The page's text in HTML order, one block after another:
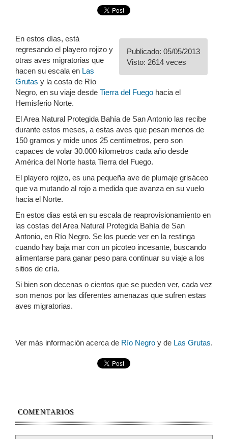
Publicado: 05/05/2013
Visto: 2614 veces
En estos días, está
regresando el playero rojizo y
otras aves migratorias que
hacen su escala en Las
Grutas y la costa de Río
Negro, en su viaje desde Tierra del Fuego hacia el
Hemisferio Norte.
El Area Natural Protegida Bahía de San Antonio las recibe
durante estos meses, a estas aves que pesan menos de
150 gramos y mide unos 25 centímetros, pero son
capaces de volar 30.000 kilometros cada año desde
América del Norte hasta Tierra del Fuego.
El playero rojizo, es una pequeña ave de plumaje grisáceo
que va mutando al rojo a medida que avanza en su vuelo
hacia el Norte.
En estos dias está en su escala de reaprovisionamiento en
las costas del Area Natural Protegida Bahía de San
Antonio, en Río Negro. Se los puede ver en la restinga
cuando hay baja mar con un picoteo incesante, buscando
alimentarse para ganar peso para continuar su viaje a los
sitios de cría.
Si bien son decenas o cientos que se pueden ver, cada vez
son menos por las diferentes amenazas que sufren estas
aves migratorias.
Ver más información acerca de Río Negro y de Las Grutas.
COMENTARIOS